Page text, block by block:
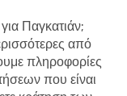
Παγκατιάν;
από
πληροφορίες
που είναι